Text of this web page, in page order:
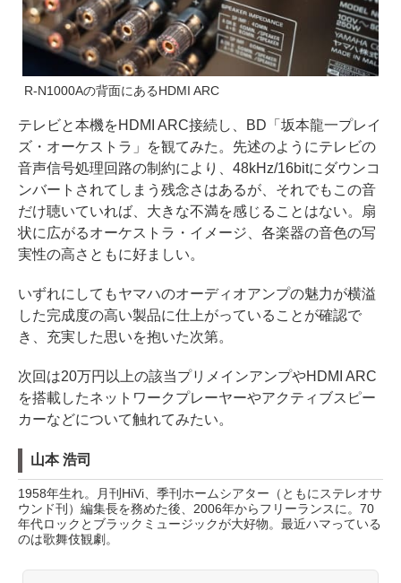
R-N1000Aの背面にあるHDMI ARC
テレビと本機をHDMI ARC接続し、BD「坂本龍一プレイ
ズ・オーケストラ」を観てみた。先述のようにテレビの
音声信号処理回路の制約により、48kHz/16bitにダウンコ
ンバートされてしまう残念さはあるが、それでもこの音
だけ聴いていれば、大きな不満を感じることはない。扇
状に広がるオーケストラ・イメージ、各楽器の音色の写
実性の高さともに好ましい。
いずれにしてもヤマハのオーディオアンプの魅力が横溢
した完成度の高い製品に仕上がっていることが確認で
き、充実した思いを抱いた次第。
次回は20万円以上の該当プリメインアンプやHDMI ARC
を搭載したネットワークプレーヤーやアクティブスピー
カーなどについて触れてみたい。
山本 浩司
1958年生れ。月刊HiVi、季刊ホームシアター（ともにステレオサ
ウンド刊）編集長を務めた後、2006年からフリーランスに。70
年代ロックとブラックミュージックが大好物。最近ハマっている
のは歌舞伎観劇。